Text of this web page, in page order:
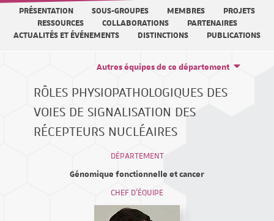
PRÉSENTATION SOUS-GROUPES MEMBRES
PROJETS
RESSOURCES
COLLABORATIONS
PARTENAIRES
ACTUALITÉS ET ÉVÉNEMENTS
DISTINCTIONS PUBLICATIONS
RÔLES PHYSIOPATHOLOGIQUES DES
VOIES DE SIGNALISATION DES
RÉCEPTEURS NUCLÉAIRES
Autres équipes de ce département
DÉPARTEMENT
Génomique fonctionnelle et cancer
CHEF D'ÉQUIPE